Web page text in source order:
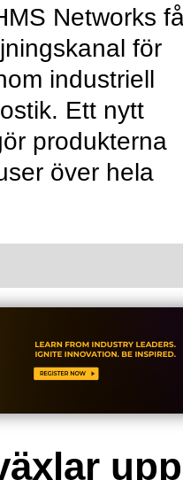
Networks
för
industriell
Ett nytt
produkterna
över hela
upp